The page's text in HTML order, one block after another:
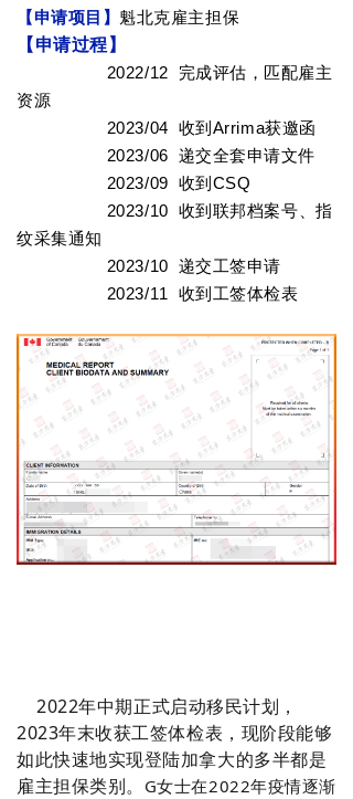
【申请项目】 魁北克雇主担保
【申请过程】
2022/12 完成评估，匹配雇主
资源
2023/04 收到Arrima获邀函
2023/06 递交全套申请文件
2023/09 收到CSQ
2023/10 收到联邦档案号、指
纹采集通知
2023/10 递交工签申请
2023/11 收到工签体检表
2022年中期正式启动移民计划，
2023年末收获工签体检表，现阶段能够
如此快速地实现登陆加拿大的多半都是
雇主担保类别。
G女士在2022年疫情逐渐